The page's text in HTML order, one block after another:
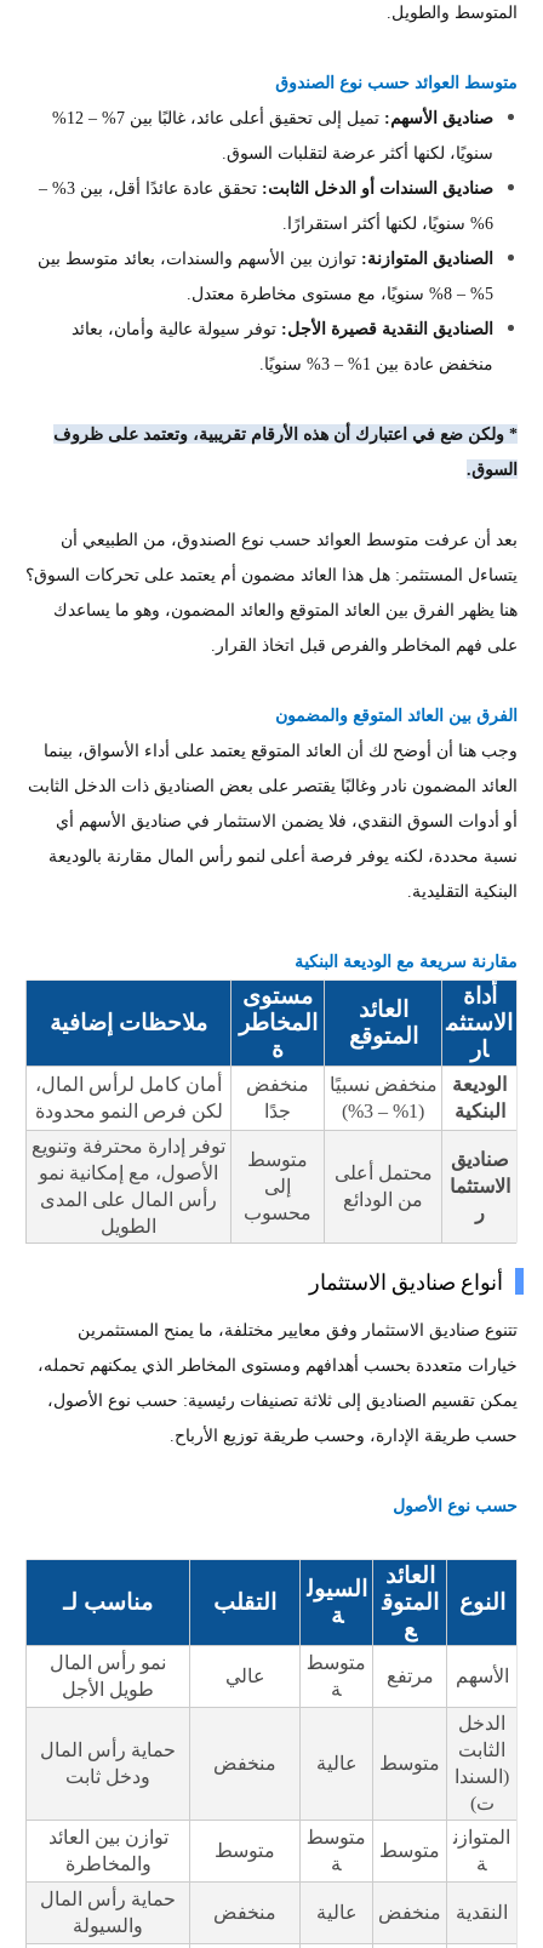
المتوسط والطويل.
متوسط العوائد حسب نوع الصندوق
صناديق الأسهم:
تميل إلى تحقيق أعلى عائد، غالبًا بين 7% – 12%
سنويًا، لكنها أكثر عرضة لتقلبات السوق.
صناديق السندات أو الدخل الثابت:
تحقق عادة عائدًا أقل، بين 3% –
6% سنويًا، لكنها أكثر استقرارًا.
الصناديق المتوازنة: توازن بين الأسهم والسندات، بعائد متوسط بين
5% – 8% سنويًا، مع مستوى مخاطرة معتدل.
الصناديق النقدية قصيرة الأجل: توفر سيولة عالية وأمان، بعائد
منخفض عادة بين 1% – 3% سنويًا.
* ولكن ضع في اعتبارك أن هذه الأرقام تقريبية، وتعتمد على ظروف
السوق.
بعد أن عرفت متوسط العوائد حسب نوع الصندوق، من الطبيعي أن
يتساءل المستثمر: هل هذا العائد مضمون أم يعتمد على تحركات السوق؟
هنا يظهر الفرق بين العائد المتوقع والعائد المضمون، وهو ما يساعدك
على فهم المخاطر والفرص قبل اتخاذ القرار.
الفرق بين العائد المتوقع والمضمون
وجب هنا أن أوضح لك أن العائد المتوقع يعتمد على أداء الأسواق، بينما
العائد المضمون نادر وغالبًا يقتصر على بعض الصناديق ذات الدخل الثابت
أو أدوات السوق النقدي، فلا يضمن الاستثمار في صناديق الأسهم أي
نسبة محددة، لكنه يوفر فرصة أعلى لنمو رأس المال مقارنة بالوديعة
البنكية التقليدية.
مقارنة سريعة مع الوديعة البنكية
أداة
الاستثم
ار
العائد
المتوقع
مستوى
المخاطر
ة
ملاحظات إضافية
الوديعة
البنكية
منخفض نسبيًا
(1% – 3%)
منخفض
جدًا
أمان كامل لرأس المال،
لكن فرص النمو محدودة
صناديق
الاستثما
ر
محتمل أعلى
من الودائع
متوسط
إلى
محسوب
توفر إدارة محترفة وتنويع
الأصول، مع إمكانية نمو
رأس المال على المدى
الطويل
أنواع صناديق الاستثمار
تتنوع صناديق الاستثمار وفق معايير مختلفة، ما يمنح المستثمرين
خيارات متعددة بحسب أهدافهم ومستوى المخاطر الذي يمكنهم تحمله،
يمكن تقسيم الصناديق إلى ثلاثة تصنيفات رئيسية: حسب نوع الأصول،
حسب طريقة الإدارة، وحسب طريقة توزيع الأرباح.
حسب نوع الأصول
النوع
العائد
المتوق
ع
السيول
ة
التقلب مناسب لـ
الأسهم مرتفع
متوسط
ة
عالي
نمو رأس المال
طويل الأجل
الدخل
الثابت
(السندا
ت)
متوسط عالية منخفض
حماية رأس المال
ودخل ثابت
المتوازن
ة
متوسط
متوسط
ة
متوسط
توازن بين العائد
والمخاطرة
النقدية منخفض عالية منخفض
حماية رأس المال
والسيولة